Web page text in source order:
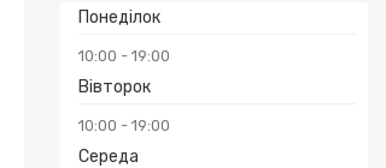
Понеділок
10:00 19:00
Вівторок
10:00 19:00
Середа